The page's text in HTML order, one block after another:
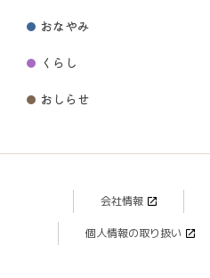
おなやみ
くらし
おしらせ
会社情報
個人情報の取り扱い